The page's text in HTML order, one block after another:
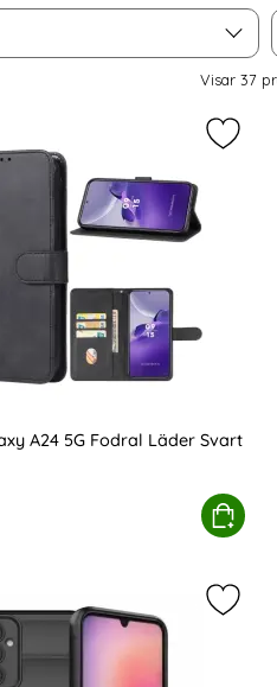
Visar 37
Blå
A24 5G Fodral Mandala
A24 5G Fodral Läder Svart
Köp
Samsung Galaxy A24 5G
A24 5G Skal TPU Svart